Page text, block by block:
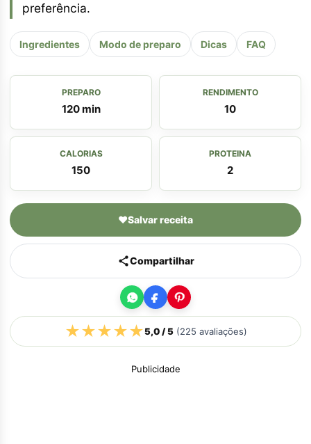
preferência.
Ingredientes Modo de preparo Dicas FAQ
PREPARO
120 min
RENDIMENTO
10
CALORIAS
150
PROTEINA
2
♥Salvar receita
Compartilhar
★★★★★5,0/ 5(225 avaliações)
Publicidade